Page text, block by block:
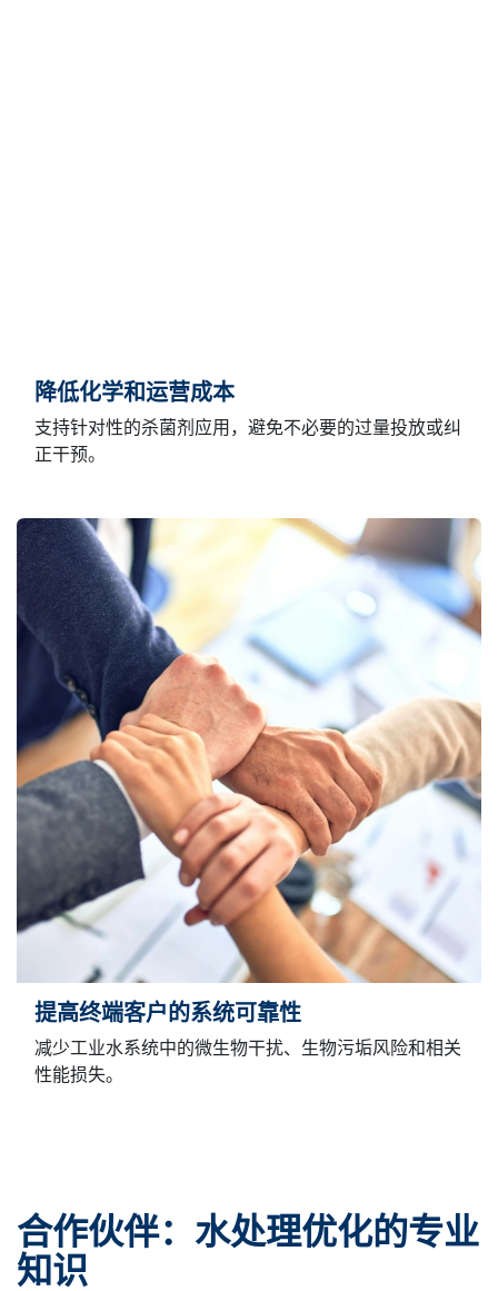
降低化学和运营成本
支持针对性的杀菌剂应用，避免不必要的过量投放或纠
正干预。
提高终端客户的系统可靠性
减少工业水系统中的微生物干扰、生物污垢风险和相关
性能损失。
合作伙伴：水处理优化的专业
知识